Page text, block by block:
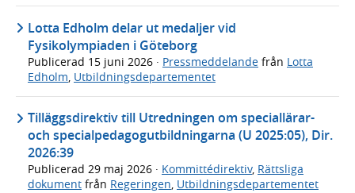
Lotta Edholm delar ut medaljer vid
Fysikolympiaden i Göteborg
Publicerad 15 juni 2026 · Pressmeddelande från Lotta
Edholm Utbildningsdepartementet
Tilläggsdirektiv till Utredningen om speciallärar-
och specialpedagogutbildningarna (U 2025:05), Dir.
2026:39
Publicerad 29 maj 2026 · Kommittédirektiv, Rättsliga
dokument från Regeringen, Utbildningsdepartementet